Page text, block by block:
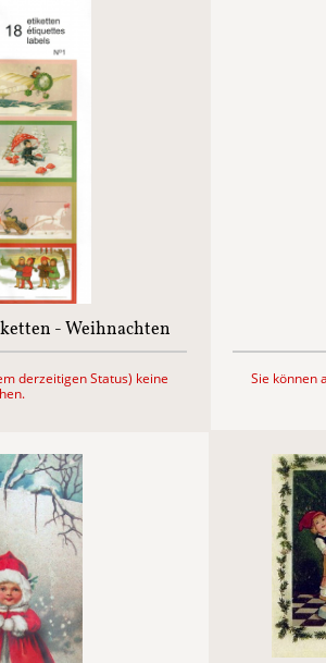
- Weihnachten
derzeitigen Status) keine
Sie können